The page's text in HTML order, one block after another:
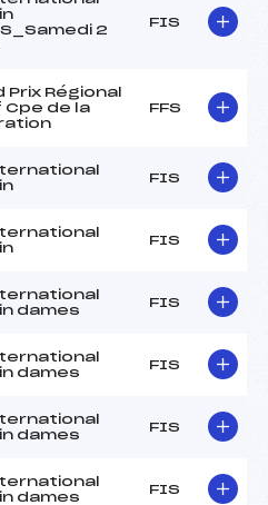
2
FIS
Prix Régional
Cpe de la
FFS
FIS
FIS
dames
FIS
dames
FIS
dames
FIS
dames
FIS